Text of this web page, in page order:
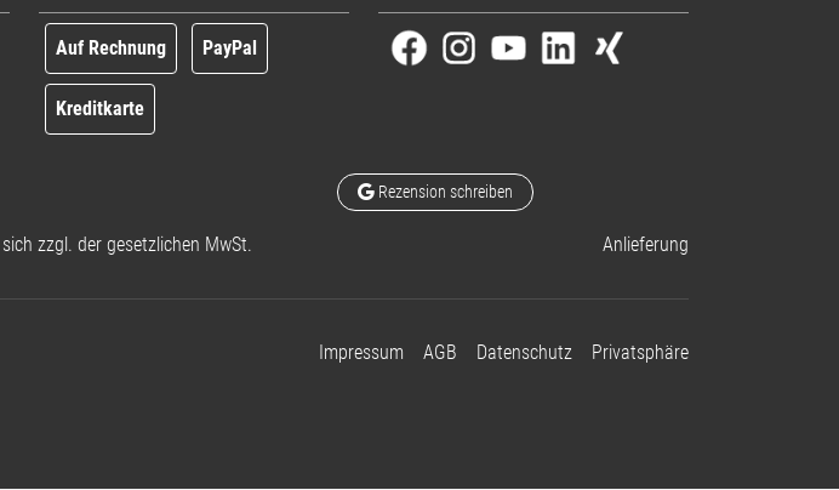
Auf Rechnung PayPal
Kreditkarte
Rezension schreiben
zzgl. der gesetzlichen MwSt. Anlieferung
Impressum AGB Datenschutz Privatsphäre